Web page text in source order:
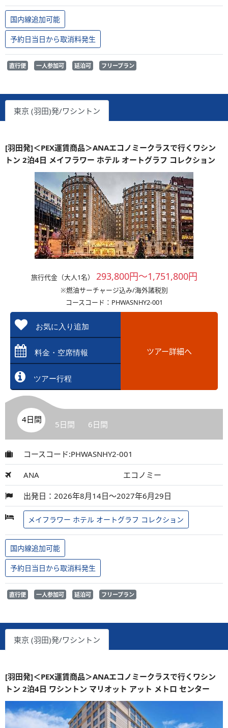
国内線追加可能
予約日当日から取消料発生
直行便 一人参加可 延泊可 フリープラン
東京 (羽田)発/ワシントン
[羽田発]＜PEX運賃商品＞ANAエコノミークラスで行くワシン
トン 2泊4日 メイフラワー ホテル オートグラフ コレクション
旅行代金（大人1名） 293,800円～1,751,800円
※燃油サーチャージ込み/海外諸税別
コースコード：PHWASNHY2-001
お気に入り追加
料金・空席情報
ツアー行程
ツアー詳細へ
4日間 5日間 6日間
コースコード:PHWASNHY2-001
ANA エコノミー
出発日：2026年8月14日～2027年6月29日
メイフラワー ホテル オートグラフ コレクション
国内線追加可能
予約日当日から取消料発生
直行便 一人参加可 延泊可 フリープラン
東京 (羽田)発/ワシントン
[羽田発]＜PEX運賃商品＞ANAエコノミークラスで行くワシン
トン 2泊4日 ワシントン マリオット アット メトロ センター